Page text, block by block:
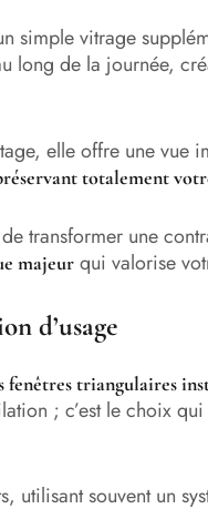
simple vitrage
long de la journée,
elle offre une
totalement
transformer une
majeur qui valorise
d’usage
fenêtres triangulaires
; c’est le choix
utilisant souvent un